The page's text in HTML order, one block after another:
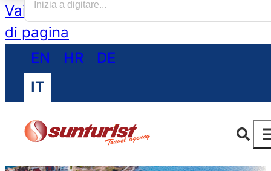
Vai al contenuto principale
di pagina
EN
HR
DE
IT